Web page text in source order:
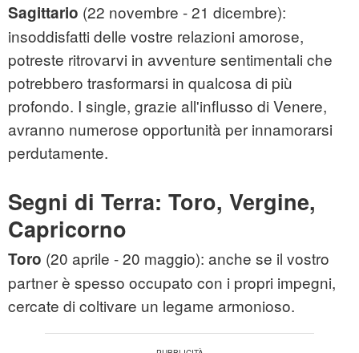
Sagittario (22 novembre - 21 dicembre):
insoddisfatti delle vostre relazioni amorose,
potreste ritrovarvi in avventure sentimentali che
potrebbero trasformarsi in qualcosa di più
profondo. I single, grazie all'influsso di Venere,
avranno numerose opportunità per innamorarsi
perdutamente.
Segni di Terra: Toro, Vergine,
Capricorno
Toro (20 aprile - 20 maggio): anche se il vostro
partner è spesso occupato con i propri impegni,
cercate di coltivare un legame armonioso.